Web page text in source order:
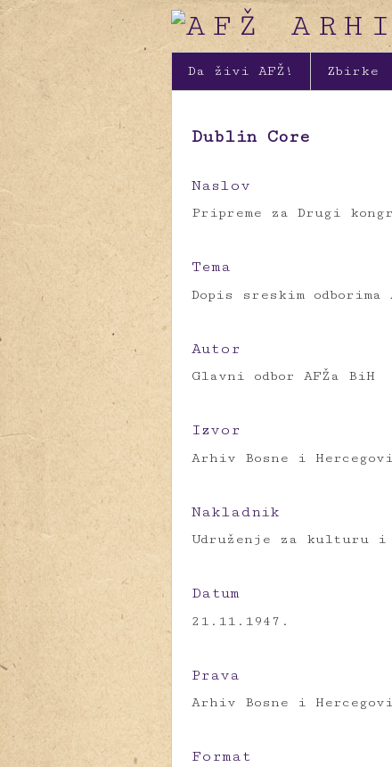
Da živi AFŽ! Zbirke
Dublin Core
Naslov
Pripreme za Drugi
Tema
Dopis sreskim odborima
Autor
Glavni odbor AFŽa BiH
Izvor
Arhiv Bosne i
Nakladnik
Udruženje za kulturu i
Datum
21.11.1947.
Prava
Arhiv Bosne i
Format